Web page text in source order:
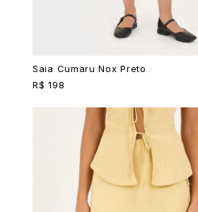
Saia Cumaru Nox Preto
R$ 198